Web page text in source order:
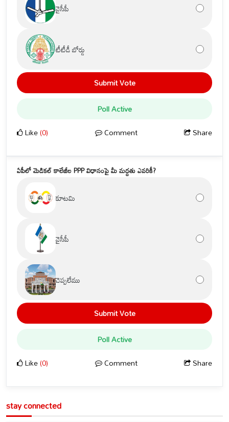
వైసీపీ
టీటీడీ బోర్డు
Submit Vote
Poll Active
Like(0) Comment Share
ఏపీలో మెడికల్ కాలేజీల PPP విధానంపై మీ మద్దతు ఎవరికీ?
కూటమి
వైసీపీ
చెప్పలేము
Submit Vote
Poll Active
Like(0) Comment Share
stay connected